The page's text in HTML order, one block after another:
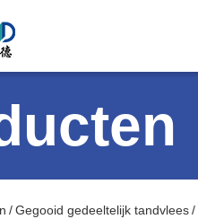
/Gegooid gedeeltelijk tandvlees/